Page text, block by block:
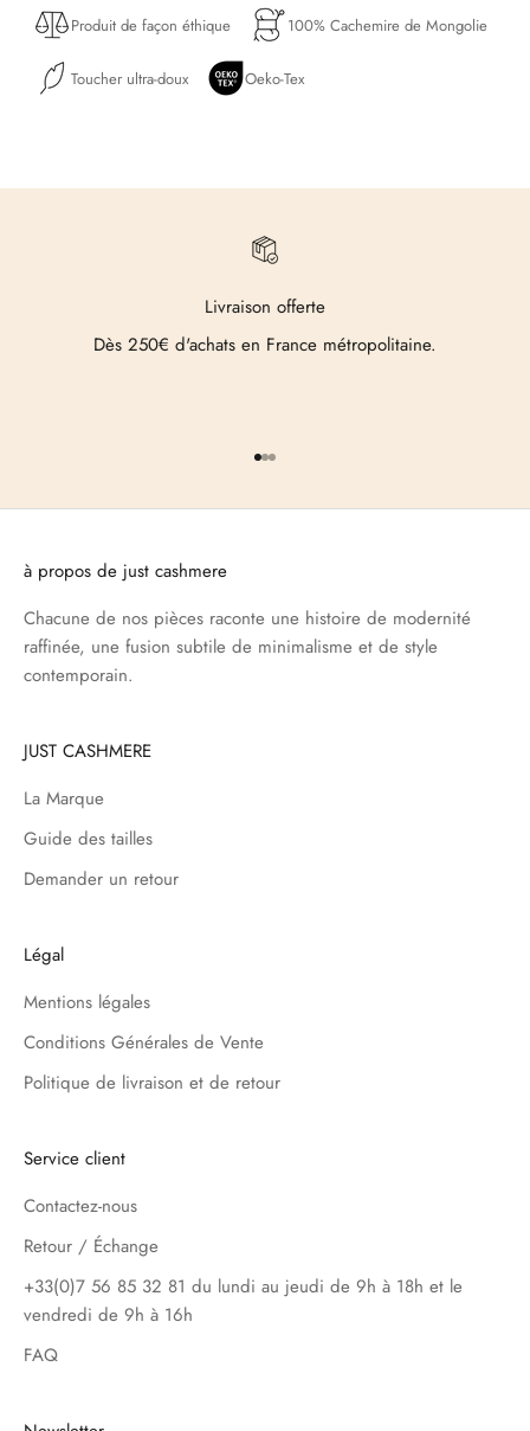
Produit de façon éthique 100% Cachemire de Mongolie
Toucher ultra-doux Oeko-Tex
Livraison offerte
Dès 250€ d'achats en France métropolitaine.
Aller à l'élément 1
Aller à l'élément 2
Aller à l'élément 3
à propos de just cashmere
Chacune de nos pièces raconte une histoire de modernité
raffinée, une fusion subtile de minimalisme et de style
contemporain.
JUST CASHMERE
La Marque
Guide des tailles
Demander un retour
Légal
Mentions légales
Conditions Générales de Vente
Politique de livraison et de retour
Service client
Contactez-nous
Retour / Échange
+33(0)7 56 85 32 81 du lundi au jeudi de 9h à 18h et le
vendredi de 9h à 16h
FAQ